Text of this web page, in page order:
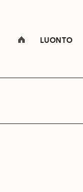
LUONTO